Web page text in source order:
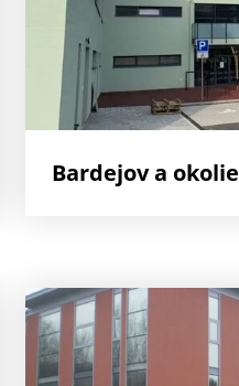
Bardejov a okolie